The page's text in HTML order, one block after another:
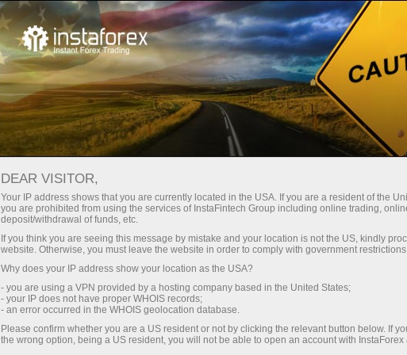
فوری اکاونٹ کھولیں تجارتی پلیٹ فارم
نو آموز کے لیے
سرمایہ کاروں کے
لیے
شراکت داروں کے
لئے
مہمات
رقم جمع کروائیں رقم نکلوائیں
Error loading YouTube: Video could not be played
DEAR VISITOR,
Your IP address shows that you are currently located in the USA. If you are a resident of the
you are prohibited from using the services of InstaFintech Group including online trading,
deposit/withdrawal of funds, etc.
If you think you are seeing this message by mistake and your location is not the US, kindly
website. Otherwise, you must leave the website in order to comply with government
Why does your IP address show your location as the USA?
- you are using a VPN provided by a hosting company based in the United States;
- your IP does not have proper WHOIS records;
- an error occurred in the WHOIS geolocation database.
Please confirm whether you are a US resident or not by clicking the relevant button below. If
the wrong option, being a US resident, you will not be able to open an account with InstaForex